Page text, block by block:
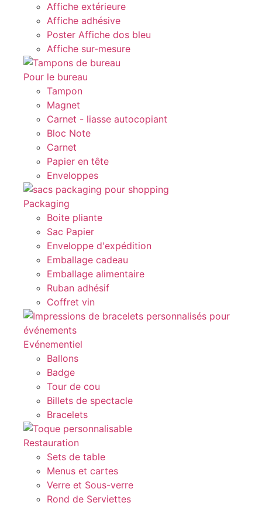
Affiche extérieure
Affiche adhésive
Poster Affiche dos bleu
Affiche sur-mesure
Pour le bureau
Tampon
Magnet
Carnet - liasse autocopiant
Bloc Note
Carnet
Papier en tête
Enveloppes
Packaging
Boite pliante
Sac Papier
Enveloppe d'expédition
Emballage cadeau
Emballage alimentaire
Ruban adhésif
Coffret vin
Evénementiel
Ballons
Badge
Tour de cou
Billets de spectacle
Bracelets
Restauration
Sets de table
Menus et cartes
Verre et Sous-verre
Rond de Serviettes